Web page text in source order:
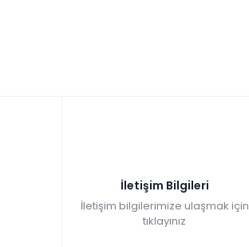
İletişim Bilgileri
İletişim bilgilerimize ulaşmak için
tıklayınız